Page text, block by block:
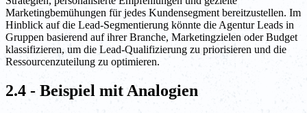
Marketingbemühungen für jedes Kundensegment bereitzustellen. Im
Hinblick auf die Lead-Segmentierung könnte die Agentur Leads in
Gruppen basierend auf ihrer Branche, Marketingzielen oder Budget
klassifizieren, um die Lead-Qualifizierung zu priorisieren und die
Ressourcenzuteilung zu optimieren.
2.4 - Beispiel mit Analogien